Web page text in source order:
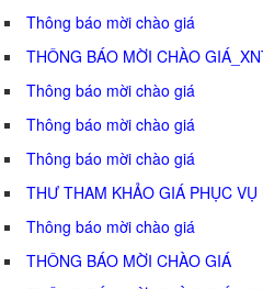
Thông báo mời chào giá
THÔNG BÁO MỜI CHÀO
Thông báo mời chào giá
Thông báo mời chào giá
Thông báo mời chào giá
THƯ THAM KHẢO GIÁ PHỤC
Thông báo mời chào giá
THÔNG BÁO MỜI CHÀO GIÁ